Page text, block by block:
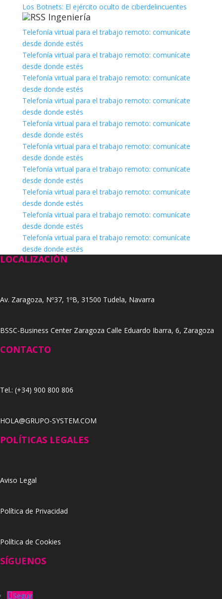
Los Botnets: El ejército oculto de ciberdelincuentes
Ingeniería
Telefonía virtual para el trabajo remoto: comunícate
desde donde estés
Telefonía virtual para el trabajo remoto: comunícate
desde donde estés
Telefonía virtual para el trabajo remoto: comunícate
desde donde estés
Telefonía virtual para el trabajo remoto: comunícate
desde donde estés
Telefonía virtual para el trabajo remoto: comunícate
desde donde estés
Telefonía virtual para el trabajo remoto: comunícate
desde donde estés
Telefonía virtual para el trabajo remoto: comunícate
desde donde estés
Telefonía virtual para el trabajo remoto: comunícate
desde donde estés
Telefonía virtual para el trabajo remoto: comunícate
desde donde estés
Telefonía virtual para el trabajo remoto: comunícate
desde donde estés
LOCALIZACIÓN
Av. Zaragoza, Nº37, 1ºB, 31500 Tudela, Navarra
BSSC-Business Center Zaragoza Calle Eduardo Ibarra, 6, Zaragoza
CONTACTO
Tel.: (+34) 900 800 806
HOLA@GRUPO-SYSTEM.COM
POLÍTICAS LEGALES
Aviso Legal
Política de Privacidad
Política de Cookies
SÍGUENOS
Seguir